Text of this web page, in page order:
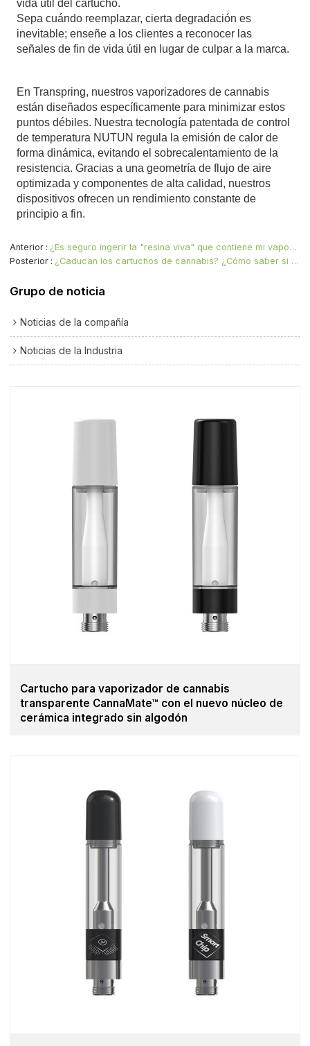
vida útil del cartucho.
Sepa cuándo reemplazar, cierta degradación es
inevitable; enseñe a los clientes a reconocer las
señales de fin de vida útil en lugar de culpar a la marca.
En Transpring, nuestros vaporizadores de cannabis
están diseñados específicamente para minimizar estos
puntos débiles. Nuestra tecnología patentada de control
de temperatura NUTUN regula la emisión de calor de
forma dinámica, evitando el sobrecalentamiento de la
resistencia. Gracias a una geometría de flujo de aire
optimizada y componentes de alta calidad, nuestros
dispositivos ofrecen un rendimiento constante de
principio a fin.
Anterior
¿Es seguro ingerir la "resina viva" que contiene mi vaporizador desechable de THC?
Posterior
¿Caducan los cartuchos de cannabis? ¿Cómo saber si están en mal estado?
Grupo de noticia
Noticias de la compañía
Noticias de la Industria
Cartucho para vaporizador de cannabis
transparente CannaMate™ con el nuevo núcleo de
cerámica integrado sin algodón